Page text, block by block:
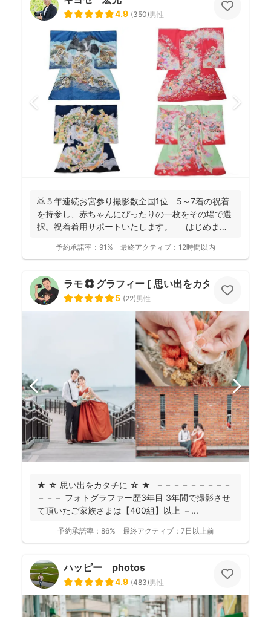
4.9 (350)男性
🙇５年連続お宮参り撮影数全国1位 5～7着の祝着
を持参し、赤ちゃんにぴったりの一枚をその場で選
択。祝着着用サポートいたします。 はじめまし
予約承諾率： 91% 最終アクティブ： 12時間以内
ラモ ✿ グラフィー [ 思い出をカタチに ]
5 (22)男性
★ ☆ 思い出をカタチに ☆ ★ －－－－－－－－－
－－－ フォトグラファー歴3年目 3年間で撮影させ
て頂いたご家族さまは【400組】以上 －...
予約承諾率： 86% 最終アクティブ： 7日以上前
ハッピー photos
4.9 (483)男性